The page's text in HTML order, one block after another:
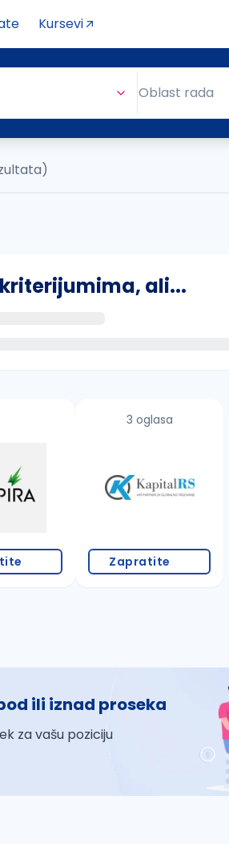
Kursevi
Oblast rada
ali...
3 oglasa
Zapratite
ili iznad proseka
za vašu poziciju